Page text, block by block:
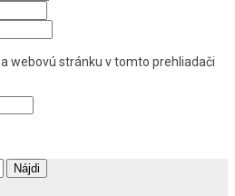
webovú stránku v tomto prehliadači